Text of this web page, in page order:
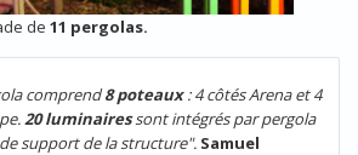
de 11 pergolas.
comprend8 poteaux: 4 côtés Arena et 4
.20 luminairessont intégrés par pergola
support de la structure". Samuel